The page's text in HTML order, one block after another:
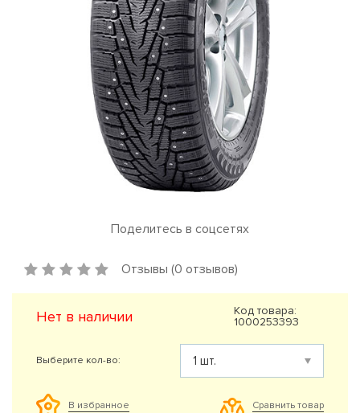
Поделитесь в соцсетях
Отзывы (0 отзывов)
Нет в наличии
Код товара:
1000253393
Выберите кол-во:
В избранное Сравнить товар